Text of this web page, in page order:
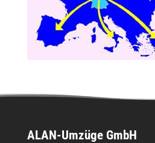
ALAN-Umzüge GmbH